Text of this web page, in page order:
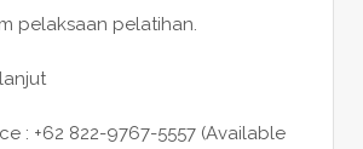
pelaksaan pelatihan.
: +62 822-9767-5557 (Available